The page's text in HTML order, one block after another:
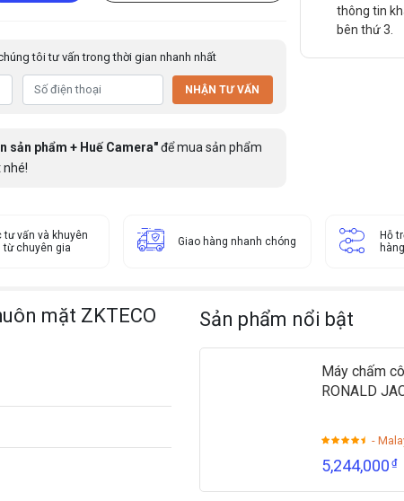
tôi tư vấn trong thời gian nhanh nhất
NHẬN TƯ VẤN
sản phẩm + Huế Camera"để mua sản phẩm
thông tin
bên thứ 3.
tư vấn và khuyên
từ chuyên gia
Giao hàng nhanh chóng
Hỗ
hàng
mặt ZKTECO
Sản phẩm nổi bật
Máy chấm
RONALD
-
5,244,000₫